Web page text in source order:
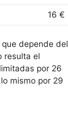
16 €
depende del
resulta el
por 26
mismo por 29